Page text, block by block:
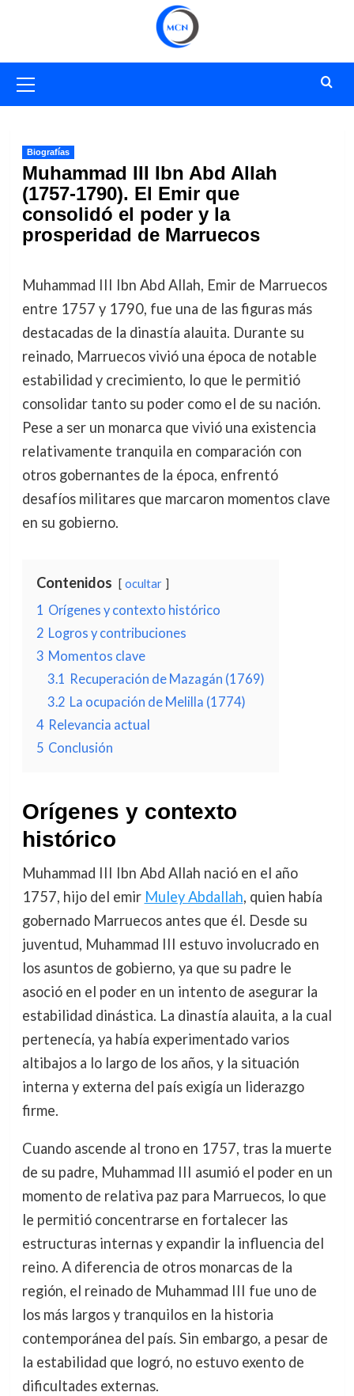
primario
Biografías
Muhammad III Ibn Abd Allah
(1757-1790). El Emir que
consolidó el poder y la
prosperidad de Marruecos
Muhammad III Ibn Abd Allah, Emir de Marruecos
entre 1757 y 1790, fue una de las figuras más
destacadas de la dinastía alauita. Durante su
reinado, Marruecos vivió una época de notable
estabilidad y crecimiento, lo que le permitió
consolidar tanto su poder como el de su nación.
Pese a ser un monarca que vivió una existencia
relativamente tranquila en comparación con
otros gobernantes de la época, enfrentó
desafíos militares que marcaron momentos clave
en su gobierno.
Contenidos ocultar
1 Orígenes y contexto histórico
2 Logros y contribuciones
3 Momentos clave
3.1 Recuperación de Mazagán (1769)
3.2 La ocupación de Melilla (1774)
4 Relevancia actual
5 Conclusión
Orígenes y contexto
histórico
Muhammad III Ibn Abd Allah nació en el año
1757, hijo del emir Muley Abdallah, quien había
gobernado Marruecos antes que él. Desde su
juventud, Muhammad III estuvo involucrado en
los asuntos de gobierno, ya que su padre le
asoció en el poder en un intento de asegurar la
estabilidad dinástica. La dinastía alauita, a la cual
pertenecía, ya había experimentado varios
altibajos a lo largo de los años, y la situación
interna y externa del país exigía un liderazgo
firme.
Cuando ascende al trono en 1757, tras la muerte
de su padre, Muhammad III asumió el poder en un
momento de relativa paz para Marruecos, lo que
le permitió concentrarse en fortalecer las
estructuras internas y expandir la influencia del
reino. A diferencia de otros monarcas de la
región, el reinado de Muhammad III fue uno de
los más largos y tranquilos en la historia
contemporánea del país. Sin embargo, a pesar de
la estabilidad que logró, no estuvo exento de
dificultades externas.